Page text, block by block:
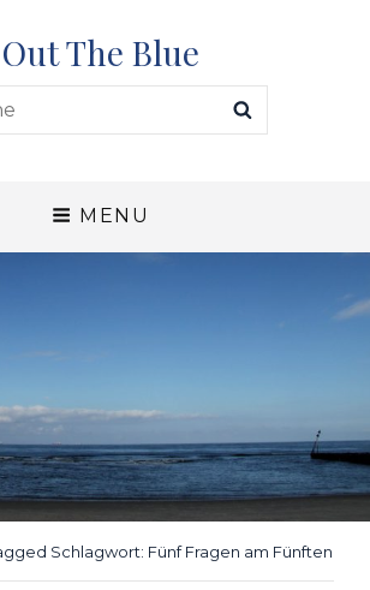
Out The Blue
MENU
Schlagwort: Fünf Fragen am Fünften